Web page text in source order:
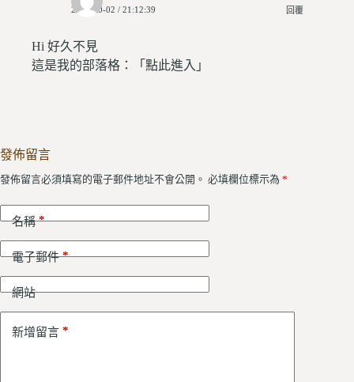
2015-10-02 / 21:12:39 回覆
Hi 好久不見
這是我的部落格：「 點此進入 」
發佈留言
發佈留言必須填寫的電子郵件地址不會公開。 必填欄位標示為 *
名稱*
電子郵件*
網站
新增留言 *